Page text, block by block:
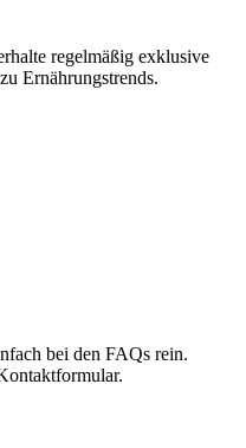
regelmäßig exklusive
Ernährungstrends.
bei den FAQs rein.